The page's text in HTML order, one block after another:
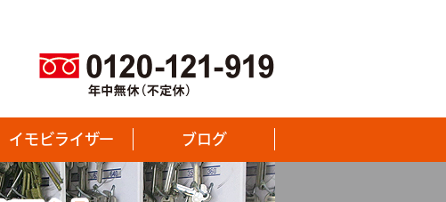
イモビライザー ブログ